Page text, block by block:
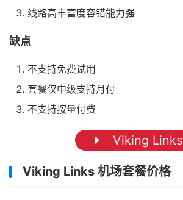
线路高丰富度容错能力强
缺点
不支持免费试用
套餐仅中级支持月付
不支持按量付费
Viking Links
Viking Links 机场套餐价格